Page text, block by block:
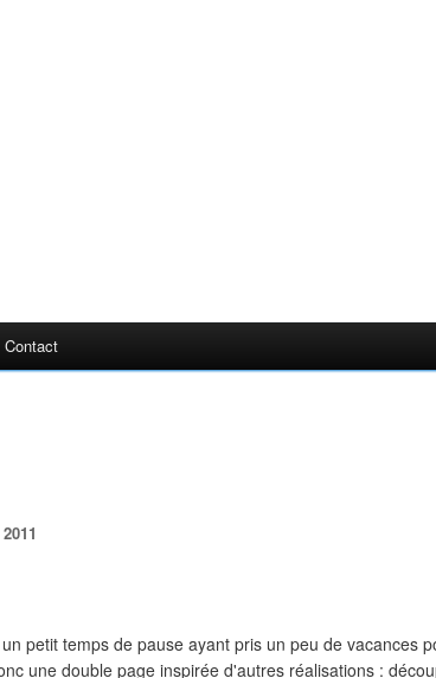
Contact
petit temps de pause ayant pris un peu de vacances
une double page inspirée d'autres réalisations :